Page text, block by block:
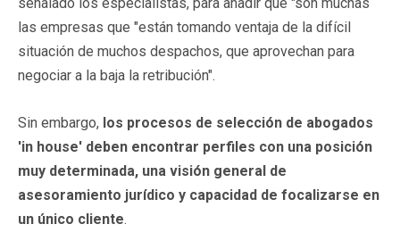
las empresas que "están tomando ventaja de la difícil
situación de muchos despachos, que aprovechan para
negociar a la baja la retribución".
Sin embargo, los procesos de selección de abogados
'in house' deben encontrar perfiles con una posición
muy determinada, una visión general de
asesoramiento jurídico y capacidad de focalizarse en
un único cliente.